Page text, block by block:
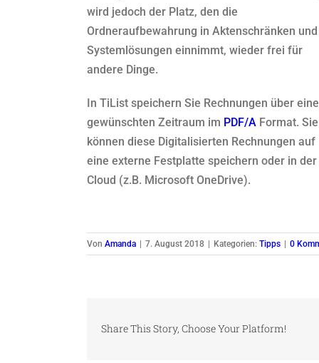
wird jedoch der Platz, den die
Ordneraufbewahrung in Aktenschränken und
Systemlösungen einnimmt, wieder frei für
andere Dinge.
In TiList speichern Sie Rechnungen über
gewünschten Zeitraum im PDF/A Format. Sie
können diese Digitalisierten Rechnungen auf
eine externe Festplatte speichern oder in der
Cloud (z.B. Microsoft OneDrive).
Von Amanda 7. August 2018 Kategorien: Tipps 0
Share This Story, Choose Your Platform!